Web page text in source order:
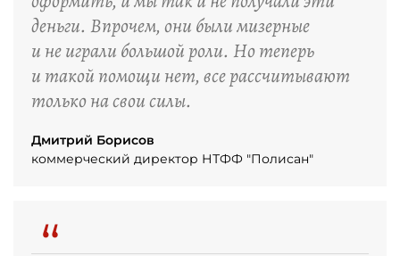
деньги. Впрочем, они были мизерные
и не играли большой роли. Но теперь
и такой помощи нет, все рассчитывают
только на свои силы.
Дмитрий Борисов
коммерческий директор НТФФ "Полисан"